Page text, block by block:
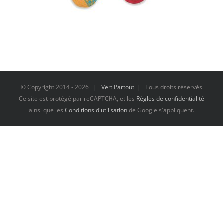
© Copyright 2014 -2026 | Vert Partout | Tous droits réservés
Ce site est protégé par reCAPTCHA, et les Règles de confidentialité
ainsi que les Conditions d'utilisationde Google s'appliquent.